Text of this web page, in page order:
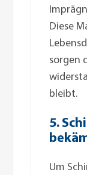
Diese
sorgen
bleibt.
5.
Um